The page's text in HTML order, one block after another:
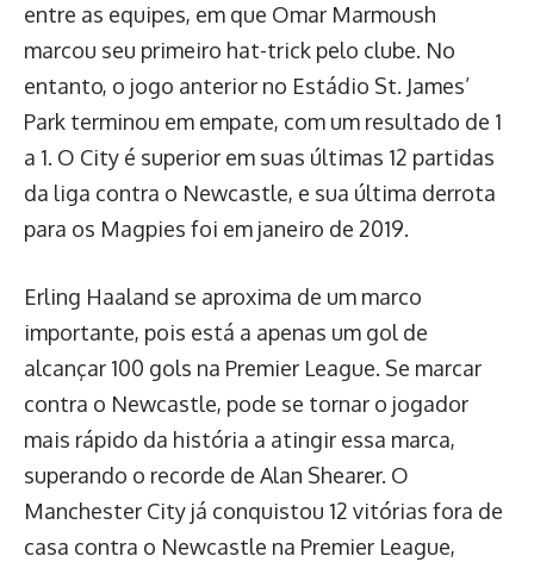
entre as equipes, em que Omar Marmoush
marcou seu primeiro hat-trick pelo clube. No
entanto, o jogo anterior no Estádio St. James’
Park terminou em empate, com um resultado de 1
a 1. O City é superior em suas últimas 12 partidas
da liga contra o Newcastle, e sua última derrota
para os Magpies foi em janeiro de 2019.
Erling Haaland se aproxima de um marco
importante, pois está a apenas um gol de
alcançar 100 gols na Premier League. Se marcar
contra o Newcastle, pode se tornar o jogador
mais rápido da história a atingir essa marca,
superando o recorde de Alan Shearer. O
Manchester City já conquistou 12 vitórias fora de
casa contra o Newcastle na Premier League,